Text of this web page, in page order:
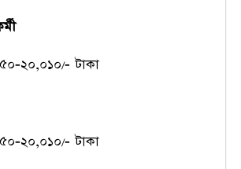
২০,০১০/- টাকা
২০,০১০/- টাকা